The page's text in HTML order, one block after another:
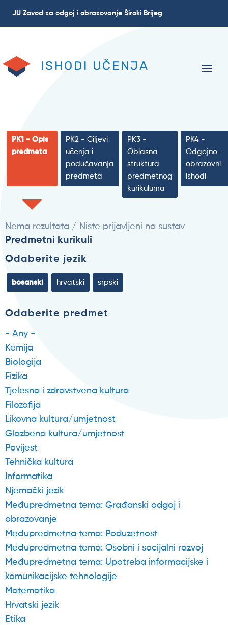
JU Zavod za odgoj i obrazovanje Široki Brijeg
ISHODI UČENJA
PK1 - Opis
predmeta
PK2 - Ciljevi
učenja i
podučavanja
predmeta
PK3 -
Oblasna
struktura
predmetnog
kurikuluma
PK4 -
Odgojno-
obrazovni
ishodi
Nema rezultata / Niste prijavljeni na sustav
Predmetni kurikuli
Odaberite jezik
bosanski hrvatski srpski
Odaberite predmet
- Any -
Kemija
Biologija
Fizika
Tjelesna i zdravstvena kultura
Filozofija
Likovna kultura/umjetnost
Glazbena kultura/umjetnost
Povijest
Tehnička kultura
Informatika
Njemački jezik
Međupredmetna tema: Građanski odgoj i
obrazovanje
Međupredmetna tema: Poduzetnost
Međupredmetna tema: Osobni i socijalni razvoj
Međupredmetna tema: Upotreba informacijske i
komunikacijske tehnologije
Matematika
Hrvatski jezik
Etika